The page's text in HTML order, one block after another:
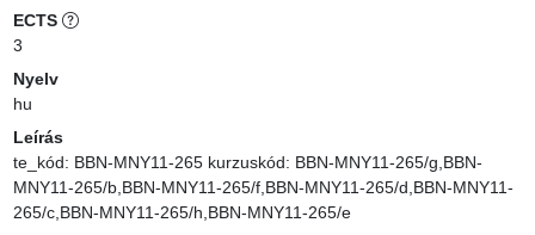
ECTS
3
Nyelv
hu
Leírás
te_kód: BBN-MNY11-265 kurzuskód: BBN-MNY11-265/g,BBN-
MNY11-265/b,BBN-MNY11-265/f,BBN-MNY11-265/d,BBN-MNY11-
265/c,BBN-MNY11-265/h,BBN-MNY11-265/e